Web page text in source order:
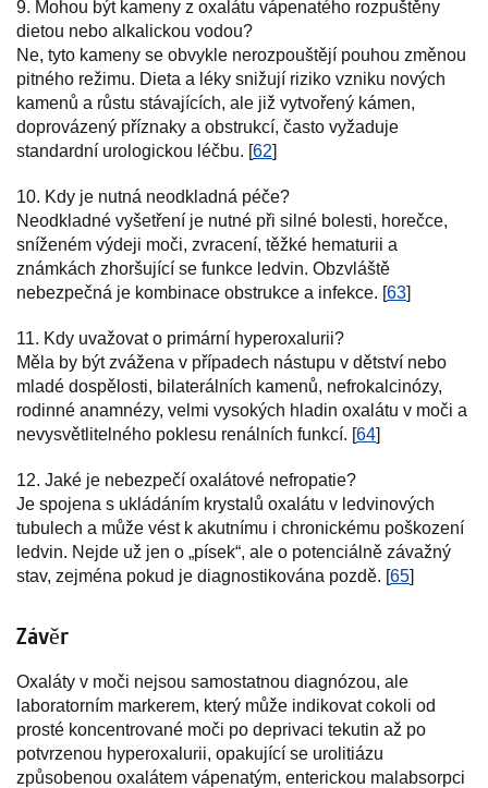
9. Mohou být kameny z oxalátu vápenatého rozpuštěny
dietou nebo alkalickou vodou?
Ne, tyto kameny se obvykle nerozpouštějí pouhou změnou
pitného režimu. Dieta a léky snižují riziko vzniku nových
kamenů a růstu stávajících, ale již vytvořený kámen,
doprovázený příznaky a obstrukcí, často vyžaduje
standardní urologickou léčbu. [62]
10. Kdy je nutná neodkladná péče?
Neodkladné vyšetření je nutné při silné bolesti, horečce,
sníženém výdeji moči, zvracení, těžké hematurii a
známkách zhoršující se funkce ledvin. Obzvláště
nebezpečná je kombinace obstrukce a infekce. [63]
11. Kdy uvažovat o primární hyperoxalurii?
Měla by být zvážena v případech nástupu v dětství nebo
mladé dospělosti, bilaterálních kamenů, nefrokalcinózy,
rodinné anamnézy, velmi vysokých hladin oxalátu v moči a
nevysvětlitelného poklesu renálních funkcí. [64]
12. Jaké je nebezpečí oxalátové nefropatie?
Je spojena s ukládáním krystalů oxalátu v ledvinových
tubulech a může vést k akutnímu i chronickému poškození
ledvin. Nejde už jen o „písek“, ale o potenciálně závažný
stav, zejména pokud je diagnostikována pozdě. [65]
Závěr
Oxaláty v moči nejsou samostatnou diagnózou, ale
laboratorním markerem, který může indikovat cokoli od
prosté koncentrované moči po deprivaci tekutin až po
potvrzenou hyperoxalurii, opakující se urolitiázu
způsobenou oxalátem vápenatým, enterickou malabsorpci